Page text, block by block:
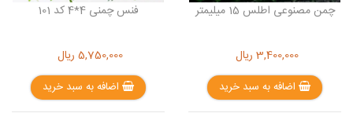
چمن مصنوعی اطلس 15 میلیمتر
3,400,000 ریال
اضافه به سبد خرید
فنس چمنی 4*4 کد 101
5,750,000 ریال
اضافه به سبد خرید